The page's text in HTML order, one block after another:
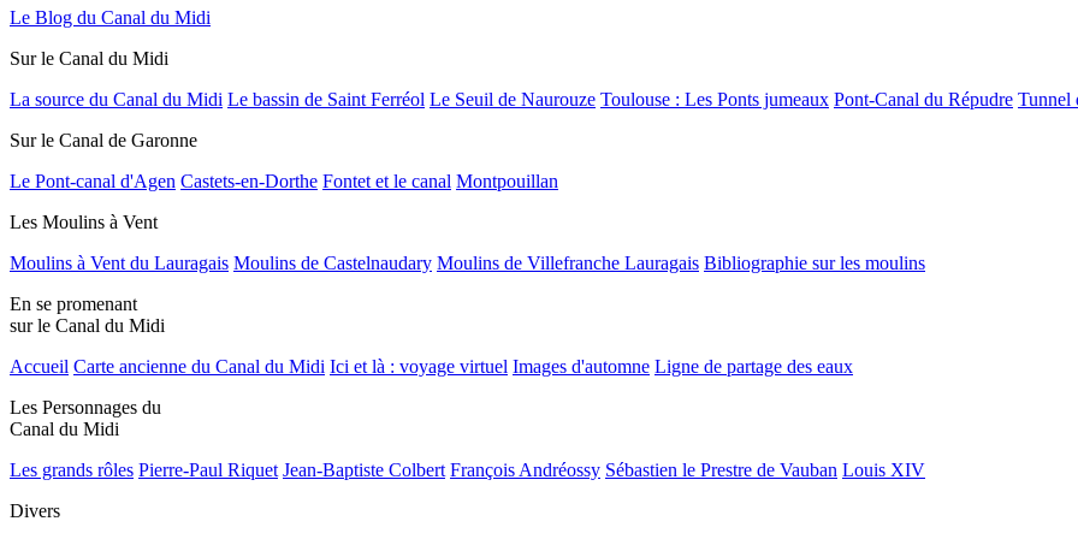
Le Blog du Canal du Midi
Sur le Canal du Midi
La source du Canal du Midi Le bassin de Saint Ferréol Le Seuil de Naurouze Toulouse : Les Ponts jumeaux Pont-Canal du Répudre Tunnel
Sur le Canal de Garonne
Le Pont-canal d'Agen Castets-en-Dorthe Fontet et le canal Montpouillan
Les Moulins à Vent
Moulins à Vent du Lauragais Moulins de Castelnaudary Moulins de Villefranche Lauragais Bibliographie sur les moulins
En se promenant
sur le Canal du Midi
Accueil Carte ancienne du Canal du Midi Ici et là : voyage virtuel Images d'automne Ligne de partage des eaux
Les Personnages du
Canal du Midi
Les grands rôles Pierre-Paul Riquet Jean-Baptiste Colbert François Andréossy Sébastien le Prestre de Vauban Louis XIV
Divers